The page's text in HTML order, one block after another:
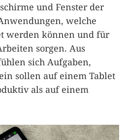
und Fenster der
welche
werden können und für
sorgen. Aus
sich Aufgaben,
sollen auf einem Tablet
als auf einem